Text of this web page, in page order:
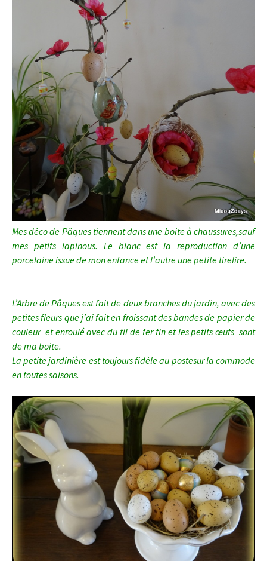
Mes déco de Pâques tiennent dans une boite à chaussures,sauf
mes petits lapinous. Le blanc est la reproduction d’une
porcelaine issue de mon enfance et l’autre une petite tirelire.
L’Arbre de Pâques est fait de deux branches du jardin, avec des
petites fleurs que j’ai fait en froissant des bandes de papier de
couleur et enroulé avec du fil de fer fin et les petits œufs sont
de ma boite.
La petite jardinière est toujours fidèle au postesur la commode
en toutes saisons.